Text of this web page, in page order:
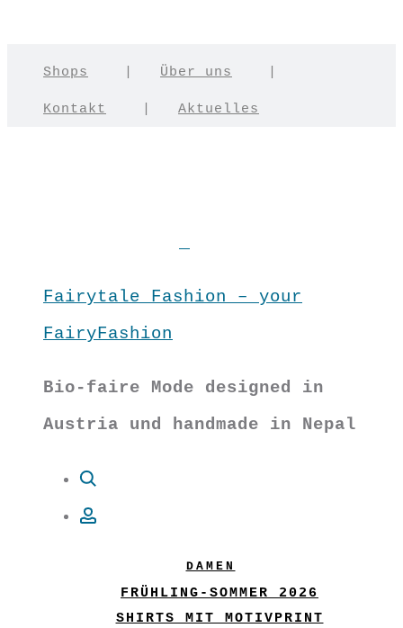
Shops Über uns
Kontakt Aktuelles
Fairytale Fashion – your
FairyFashion
Bio-faire Mode designed in
Austria und handmade in Nepal
DAMEN
FRÜHLING-SOMMER 2026
SHIRTS MIT MOTIVPRINT